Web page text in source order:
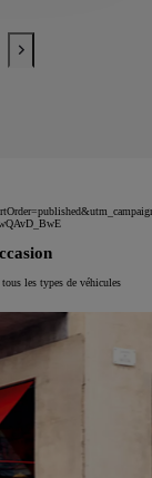
Next page
les types de véhicules